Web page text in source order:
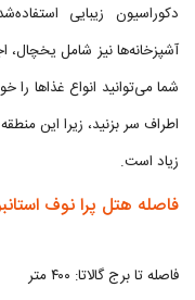
دکوراسیون زیبایی
آشپزخانه‌ها نیز شامل یخچال،
شما می‌توانید انواع غذاها را
اطراف سر بزنید، زیرا این
زیاد است.
فاصله هتل پرا نوف
فاصله تا برج گالاتا: ۴۰۰ متر